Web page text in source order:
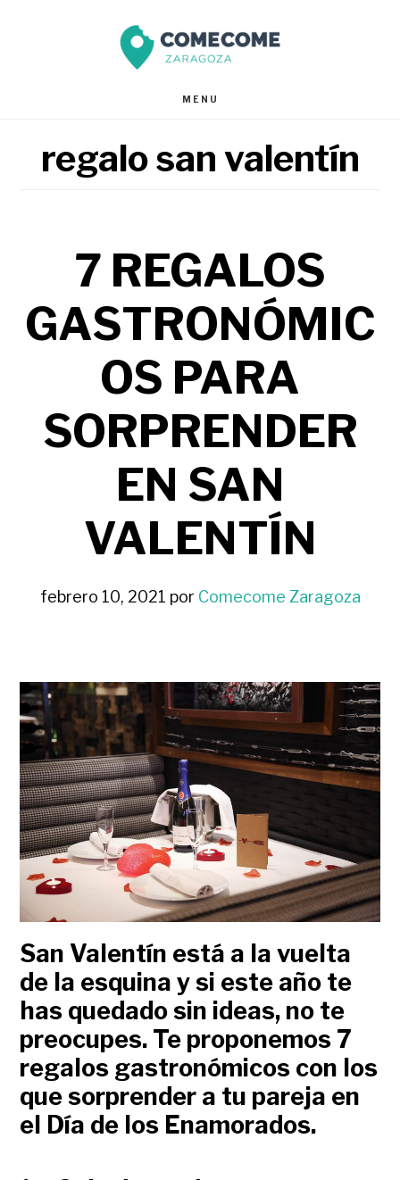
página
MENU
regalo san valentín
7 REGALOS
GASTRONÓMIC
OS PARA
SORPRENDER
EN SAN
VALENTÍN
febrero 10, 2021 por Comecome Zaragoza
San Valentín está a la vuelta
de la esquina y si este año te
has quedado sin ideas, no te
preocupes. Te proponemos 7
regalos gastronómicos con los
que sorprender a tu pareja en
el Día de los Enamorados.